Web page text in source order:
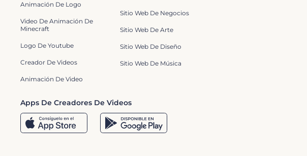
Animación De Logo
Video De Animación De
Minecraft
Logo De Youtube
Creador De Videos
Animación De Video
Apps De Creadores De Videos
Sitio Web De Negocios
Sitio Web De Arte
Sitio Web De Diseño
Sitio Web De Música